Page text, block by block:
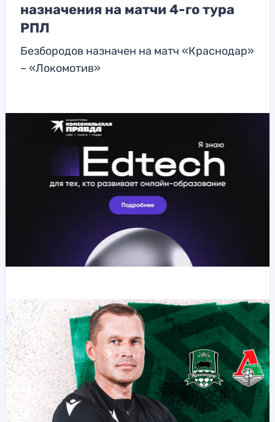
назначения на матчи 4-го тура
РПЛ
Безбородов назначен на матч «Краснодар»
– «Локомотив»